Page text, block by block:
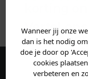
Wanneer jij onze
dan is het nodig
doe je door op
cookies
verbeteren en
ANDERE
Maak een
korting
Vertel
zoek
jouw